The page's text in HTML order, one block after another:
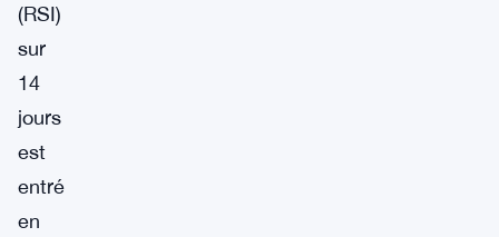
(RSI)
sur
14
jours
est
entré
en